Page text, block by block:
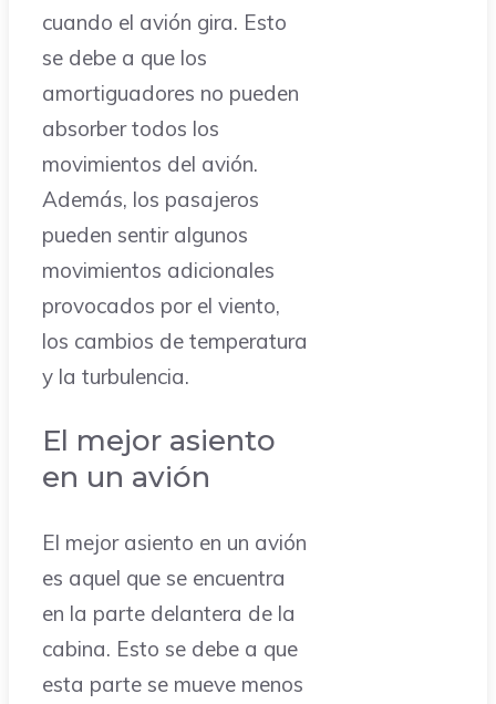
cuando el avión gira. Esto
se debe a que los
amortiguadores no pueden
absorber todos los
movimientos del avión.
Además, los pasajeros
pueden sentir algunos
movimientos adicionales
provocados por el viento,
los cambios de temperatura
y la turbulencia.
El mejor asiento
en un avión
El mejor asiento en un avión
es aquel que se encuentra
en la parte delantera de la
cabina. Esto se debe a que
esta parte se mueve menos